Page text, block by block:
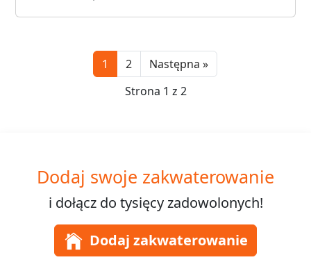
1 2 Następna »Next
Strona 1 z 2
Dodaj swoje zakwaterowanie
i dołącz do tysięcyzadowolonych!
Dodaj zakwaterowanie